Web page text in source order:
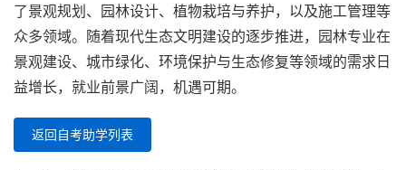
了景观规划、园林设计、植物栽培与养护，以及施工管理等
众多领域。随着现代生态文明建设的逐步推进，园林专业在
景观建设、城市绿化、环境保护与生态修复等领域的需求日
益增长，就业前景广阔，机遇可期。
返回自考助学列表